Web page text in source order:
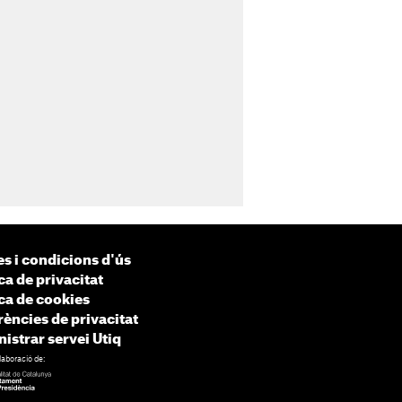
i condicions d'ús
de privacitat
de cookies
de privacitat
servei Utiq
de: